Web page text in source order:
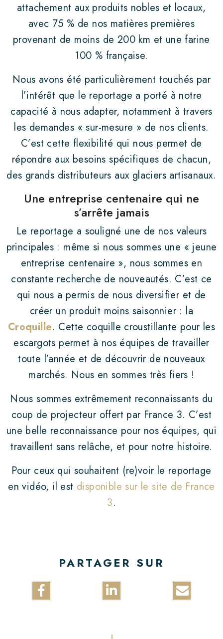
attachement aux produits nobles et locaux,
avec 75 % de nos matières premières
provenant de moins de 200 km et une farine
100 % française.
Nous avons été particulièrement touchés par
l’intérêt que le reportage a porté à notre
capacité à nous adapter, notamment à travers
les demandes « sur-mesure » de nos clients.
C’est cette flexibilité qui nous permet de
répondre aux besoins spécifiques de chacun,
des grands distributeurs aux glaciers artisanaux.
Une entreprise centenaire qui ne
s’arrête jamais
Le reportage a souligné une de nos valeurs
principales : même si nous sommes une « jeune
entreprise centenaire », nous sommes en
constante recherche de nouveautés. C’est ce
qui nous a permis de nous diversifier et de
créer un produit moins saisonnier : la
Croquille. Cette coquille croustillante pour les
escargots permet à nos équipes de travailler
toute l’année et de découvrir de nouveaux
marchés. Nous en sommes très fiers !
Nous sommes extrêmement reconnaissants du
coup de projecteur offert par France 3. C’est
une belle reconnaissance pour nos équipes, qui
travaillent sans relâche, et pour notre histoire.
Pour ceux qui souhaitent (re)voir le reportage
en vidéo, il est disponible sur le site de France
3.
PARTAGER SUR